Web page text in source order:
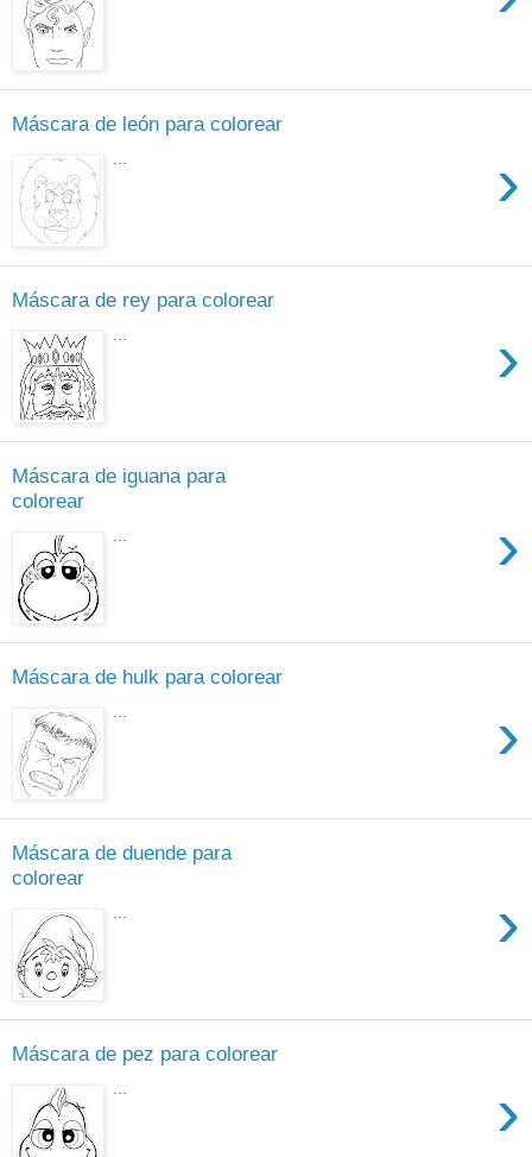
Máscara de león para colorear
›
Máscara de rey para colorear
›
Máscara de iguana para
colorear
›
Máscara de hulk para colorear
›
Máscara de duende para
colorear
›
Máscara de pez para colorear
›